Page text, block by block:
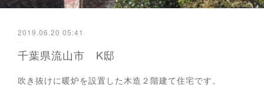
2019.06.20 05:41
千葉県流山市 K邸
吹き抜けに暖炉を設置した木造２階建て住宅です。